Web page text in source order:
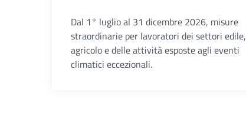
Dal 1° luglio al 31 dicembre 2026, misure
straordinarie per lavoratori dei settori edile,
agricolo e delle attività esposte agli eventi
climatici eccezionali.